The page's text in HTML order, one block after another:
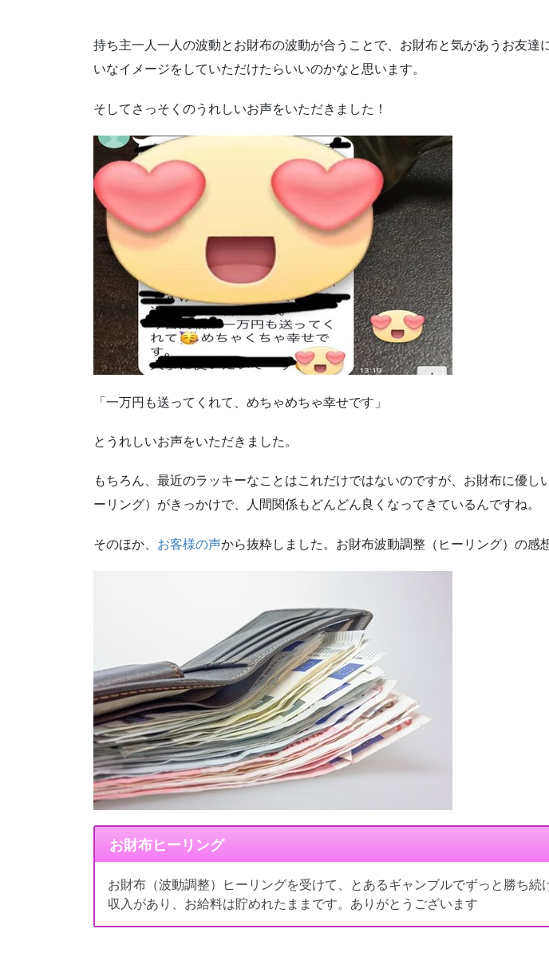
持ち主一人一人の波動とお財布の波動が合うことで、お財布と気があうお友達
いなイメージをしていただけたらいいのかなと思います。
そしてさっそくのうれしいお声をいただきました！
「一万円も送ってくれて、めちゃめちゃ幸せです」
とうれしいお声をいただきました。
もちろん、最近のラッキーなことはこれだけではないのですが、お財布に優し
ーリング）がきっかけで、人間関係もどんどん良くなってきているんですね。
そのほか、 お客様の声から抜粋しました。お財布波動調整（ヒーリング）の感想
お財布ヒーリング
お財布（波動調整）ヒーリングを受けて、とあるギャンブルでずっと勝ち続
収入があり、お給料は貯めれたままです。ありがとうございます